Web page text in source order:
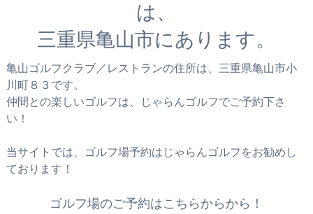
は、
三重県亀山市にあります。
亀山ゴルフクラブ／レストランの住所は、三重県亀山市小
川町８３です。
仲間との楽しいゴルフは、じゃらんゴルフでご予約下さ
い！
当サイトでは、ゴルフ場予約はじゃらんゴルフをお勧めし
ております！
ゴルフ場のご予約はこちらからから！